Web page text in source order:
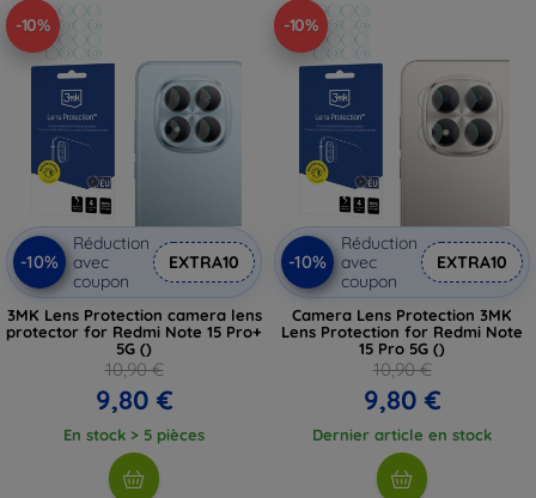
-10%
-10%
Réduction
avec
coupon
EXTRA10
3MK Lens Protection camera lens
protector for Redmi Note 15 Pro+
5G ()
10,90 €
9,80 €
En stock > 5 pièces
-10%
-10%
Réduction
avec
coupon
EXTRA10
Camera Lens Protection 3MK
Lens Protection for Redmi Note
15 Pro 5G ()
10,90 €
9,80 €
Dernier article en stock